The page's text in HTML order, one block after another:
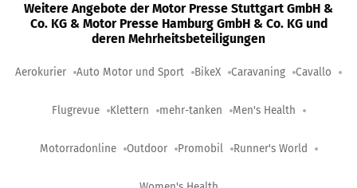
Weitere Angebote der Motor Presse Stuttgart GmbH &
Co. KG & Motor Presse Hamburg GmbH & Co. KG und
deren Mehrheitsbeteiligungen
Aerokurier Auto Motor und Sport BikeX Caravaning Cavallo
Flugrevue Klettern mehr-tanken Men's Health
Motorradonline Outdoor Promobil Runner's World